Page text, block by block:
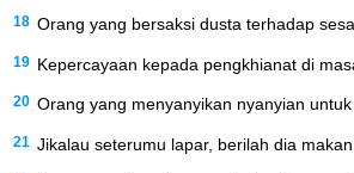
18 Orang yang bersaksi dusta terhadap
19 Kepercayaan kepada pengkhianat di
20 Orang yang menyanyikan nyanyian
21 Jikalau seterumu lapar, berilah dia